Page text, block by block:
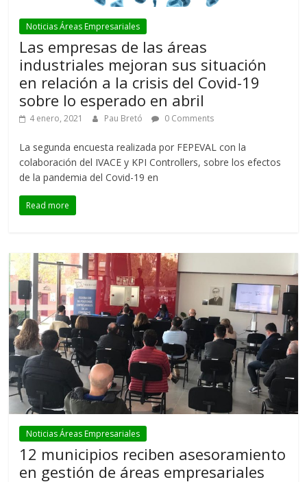
Noticias Áreas Empresariales
Las empresas de las áreas
industriales mejoran sus situación
en relación a la crisis del Covid-19
sobre lo esperado en abril
4 enero, 2021 Pau Bretó 0 Comments
La segunda encuesta realizada por FEPEVAL con la
colaboración del IVACE y KPI Controllers, sobre los efectos
de la pandemia del Covid-19 en
Read more
Noticias Áreas Empresariales
12 municipios reciben asesoramiento
en gestión de áreas empresariales